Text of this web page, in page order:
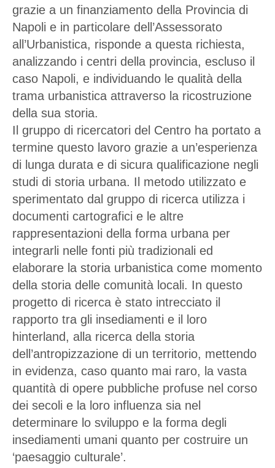
grazie a un finanziamento della Provincia di
Napoli e in particolare dell’Assessorato
all’Urbanistica, risponde a questa richiesta,
analizzando i centri della provincia, escluso il
caso Napoli, e individuando le qualità della
trama urbanistica attraverso la ricostruzione
della sua storia.
Il gruppo di ricercatori del Centro ha portato a
termine questo lavoro grazie a un’esperienza
di lunga durata e di sicura qualificazione negli
studi di storia urbana. Il metodo utilizzato e
sperimentato dal gruppo di ricerca utilizza i
documenti cartografici e le altre
rappresentazioni della forma urbana per
integrarli nelle fonti più tradizionali ed
elaborare la storia urbanistica come momento
della storia delle comunità locali. In questo
progetto di ricerca è stato intrecciato il
rapporto tra gli insediamenti e il loro
hinterland, alla ricerca della storia
dell’antropizzazione di un territorio, mettendo
in evidenza, caso quanto mai raro, la vasta
quantità di opere pubbliche profuse nel corso
dei secoli e la loro influenza sia nel
determinare lo sviluppo e la forma degli
insediamenti umani quanto per costruire un
‘paesaggio culturale’.